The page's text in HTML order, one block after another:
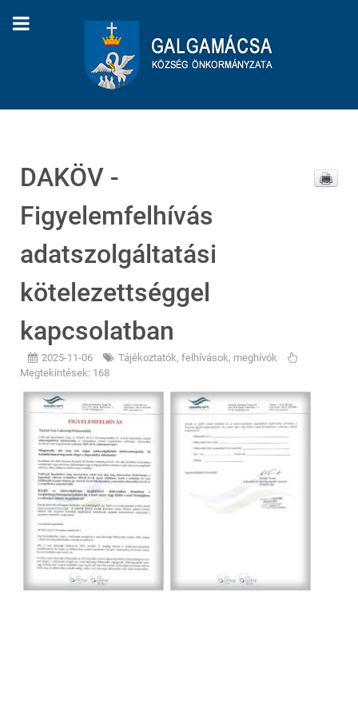
DAKÖV -
Figyelemfelhívás
adatszolgáltatási
kötelezettséggel
kapcsolatban
2025-11-06
Tájékoztatók, felhívások, meghívók
Megtekintések: 168